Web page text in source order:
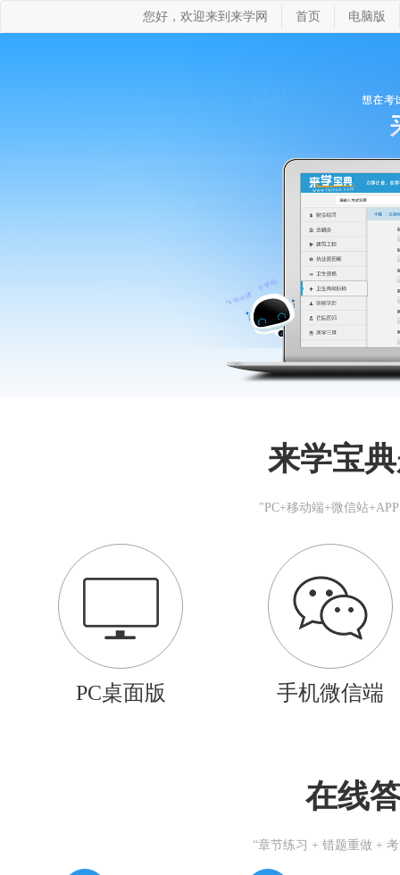
您好，欢迎来到来学网 首页 电脑版
来学宝
"PC+移动端+微信站
PC桌面版 手机微信端
在线
“章节练习 + 错题重做 +